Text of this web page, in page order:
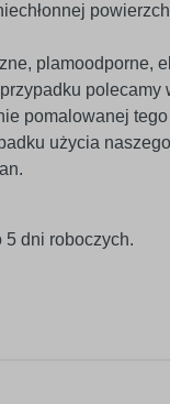
plamoodporne,
polecamy
pomalowanej
użycia
5 dni roboczych.